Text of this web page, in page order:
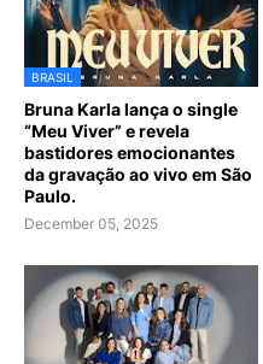
BRASIL
Bruna Karla lança o single
“Meu Viver” e revela
bastidores emocionantes
da gravação ao vivo em São
Paulo.
December 05, 2025